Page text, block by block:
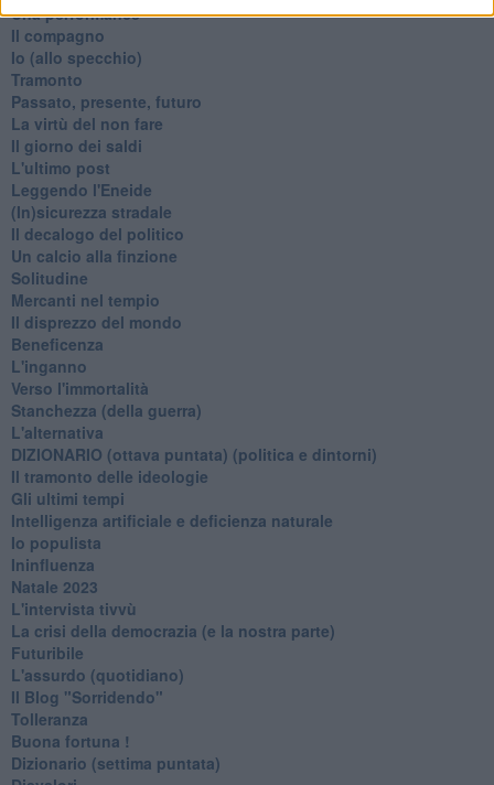
Una performance
Il compagno
​Io (allo specchio)
Tramonto
Passato, presente, futuro
La virtù del non fare
Il giorno dei saldi
L'ultimo post
Leggendo l'Eneide
​(In)sicurezza stradale
Il decalogo del politico
Un calcio alla finzione
Solitudine
Mercanti nel tempio
Il disprezzo del mondo
Beneficenza
L'inganno
Verso l'immortalità
Stanchezza (della guerra)
L'alternativa
​DIZIONARIO (ottava puntata) (politica e dintorni)
Il tramonto delle ideologie
Gli ultimi tempi
Intelligenza artificiale e deficienza naturale
Io populista
Ininfluenza
Natale 2023
L'intervista tivvù
La crisi della democrazia (e la nostra parte)
Futuribile
L'assurdo (quotidiano)
Il Blog "Sorridendo"
Tolleranza
Buona fortuna !
​Dizionario (settima puntata)